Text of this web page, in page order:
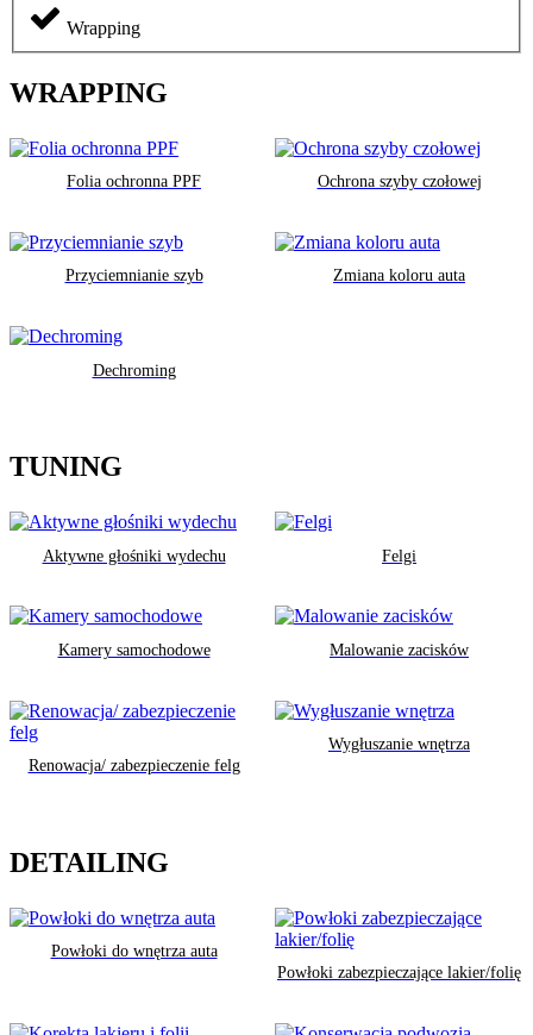
Wrapping
WRAPPING
Folia ochronna PPF Ochrona szyby czołowej
Przyciemnianie szyb Zmiana koloru auta
Dechroming
TUNING
Aktywne głośniki wydechu Felgi
Kamery samochodowe Malowanie zacisków
Renowacja/ zabezpieczenie felg
Wygłuszanie wnętrza
DETAILING
Powłoki do wnętrza auta
Powłoki zabezpieczające lakier/folię